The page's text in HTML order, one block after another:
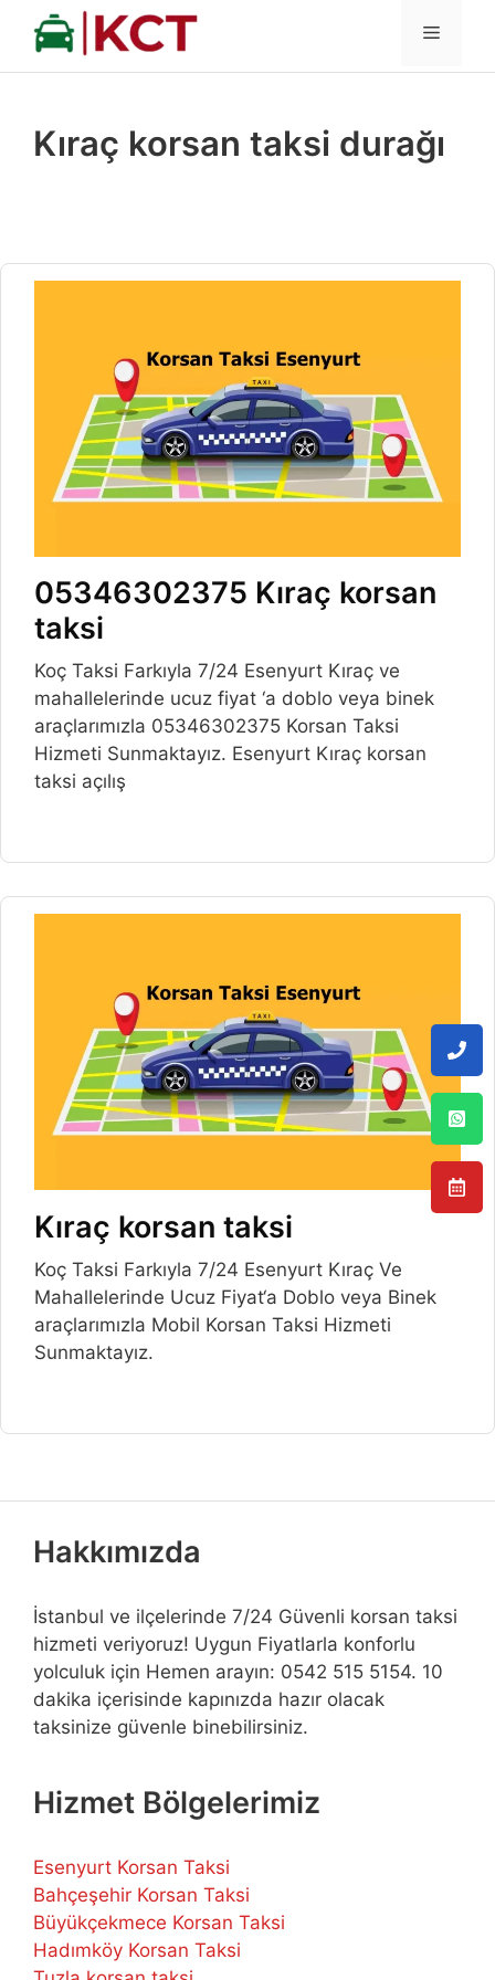
İçeriğe
MENÜ
Kıraç korsan taksi durağı
05346302375 Kıraç korsan
taksi
Koç Taksi Farkıyla 7/24 Esenyurt Kıraç ve
mahallelerinde ucuz fiyat ‘a doblo veya binek
araçlarımızla 05346302375 Korsan Taksi
Hizmeti Sunmaktayız. Esenyurt Kıraç korsan
taksi açılış
Kıraç korsan taksi
Koç Taksi Farkıyla 7/24 Esenyurt Kıraç Ve
Mahallelerinde Ucuz Fiyat‘a Doblo veya Binek
araçlarımızla Mobil Korsan Taksi Hizmeti
Sunmaktayız.
Hakkımızda
İstanbul ve ilçelerinde 7/24 Güvenli korsan taksi
hizmeti veriyoruz! Uygun Fiyatlarla konforlu
yolculuk için Hemen arayın: 0542 515 5154. 10
dakika içerisinde kapınızda hazır olacak
taksinize güvenle binebilirsiniz.
Hizmet Bölgelerimiz
Esenyurt Korsan Taksi
Bahçeşehir Korsan Taksi
Büyükçekmece Korsan Taksi
Hadımköy Korsan Taksi